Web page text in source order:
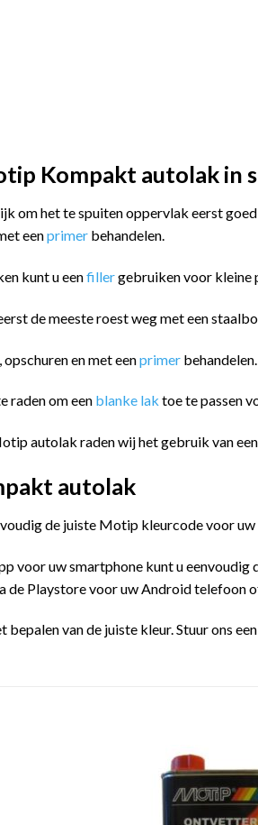
Kompakt autolak in
om het te spuiten oppervlak eerst
eenprimer behandelen.
kunt u eenfillergebruiken voor kleine
de meeste roest weg met een
, opschuren en met eenprimer
raden om een blanke lak toe te passen
autolak raden wij het gebruik van
autolak
de juiste Motip kleurcode voor uw
voor uw smartphone kunt u
de Playstore voor uw Android telefoon
van de juiste kleur. Stuur ons een